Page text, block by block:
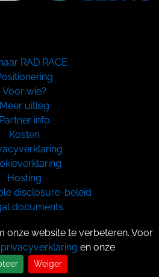
RAD RACE
Voor wie?
Meer uitleg
Partner info
Kosten
Hosting
disclosure-beleid
documents
2026
onze website te verbeteren. Voor
privacyverklaring en onze
Weiger